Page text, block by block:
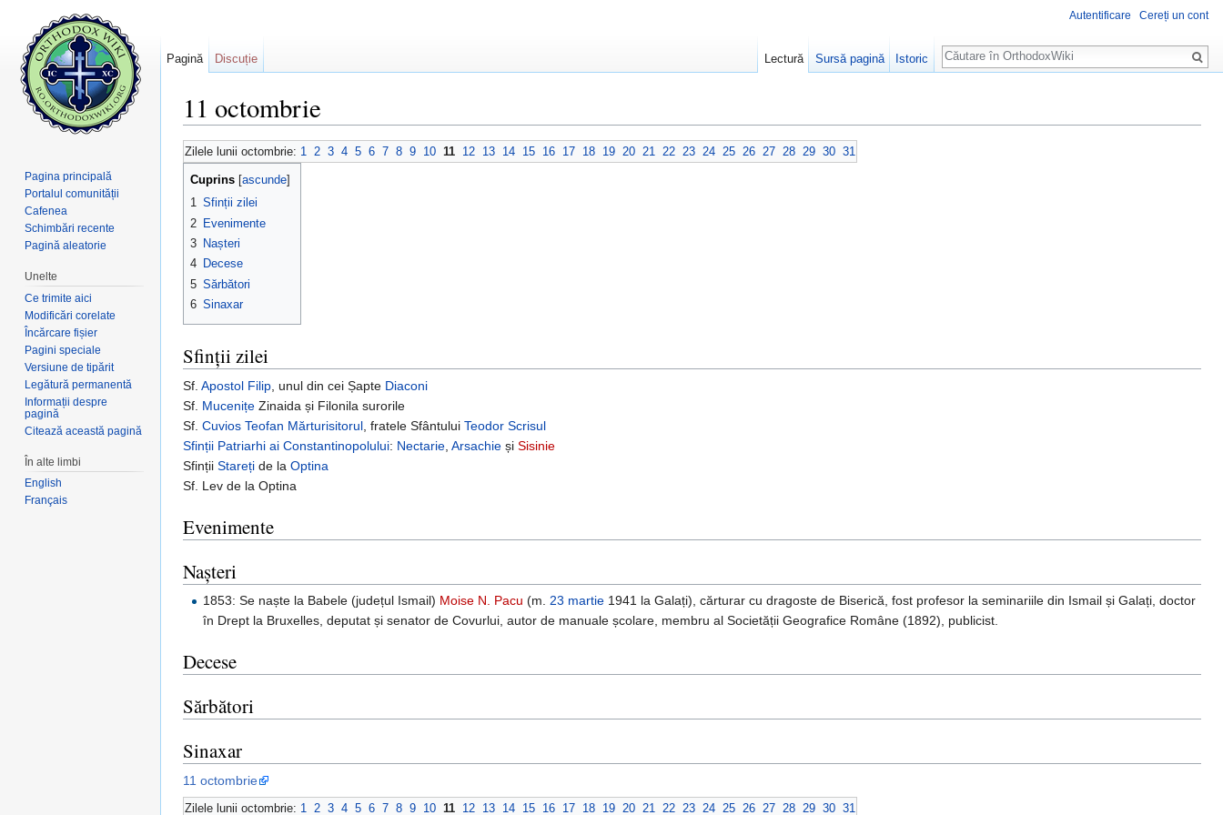
11 octombrie
Zilele lunii octombrie: 1 2 3 4 5 6 7 8 9 10 11 12 13 14 15 16 17 18 19 20 21 22 23 24 25 26 27 28 29 30 31
Cuprins ascunde
1 Sfinții zilei
2 Evenimente
3 Nașteri
4 Decese
5 Sărbători
6 Sinaxar
Sfinții zilei
Sf. Apostol Filip, unul din cei Șapte Diaconi
Sf. Mucenițe Zinaida și Filonila surorile
Sf. Cuvios Teofan Mărturisitorul, fratele Sfântului Teodor Scrisul
Sfinții Patriarhi ai Constantinopolului: Nectarie, Arsachie și Sisinie
Sfinții Stareți de la Optina
Sf. Lev de la Optina
Evenimente
Nașteri
1853: Se naște la Babele (județul Ismail) Moise N. Pacu (m. 23 martie 1941 la Galați), cărturar cu dragoste de Biserică, fost profesor la seminariile din Ismail și Galați, doctor
în Drept la Bruxelles, deputat și senator de Covurlui, autor de manuale școlare, membru al Societății Geografice Române (1892), publicist.
Decese
Sărbători
Sinaxar
11 octombrie
Zilele lunii octombrie: 1 2 3 4 5 6 7 8 9 10 11 12 13 14 15 16 17 18 19 20 21 22 23 24 25 26 27 28 29 30 31
Autentificare Cereți un cont
Pagină Discuție Lectură Sursă pagină Istoric
Căutare
Pagina principală
Portalul comunității
Cafenea
Schimbări recente
Pagină aleatorie
Unelte
Ce trimite aici
Modificări corelate
Încărcare fișier
Pagini speciale
Versiune de tipărit
Legătură permanentă
Informații despre
pagină
Citează această pagină
În alte limbi
English
Français